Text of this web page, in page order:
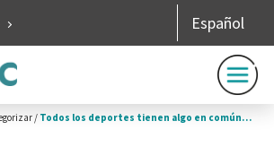
Español
/ Todos los deportes tienen algo en común…